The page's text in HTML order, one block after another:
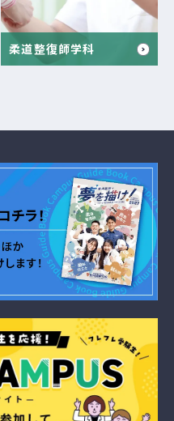
柔道整復師学科